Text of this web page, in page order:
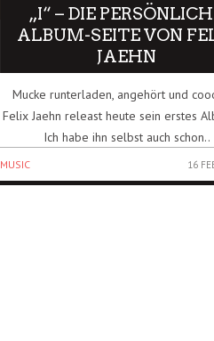
„I“ – DIE
ALBUM-SEITE VON
JAEHN
Mucke runterladen, angehört und
Felix Jaehn releast heute sein erstes
Ich habe ihn selbst auch schon..
MUSIC 16